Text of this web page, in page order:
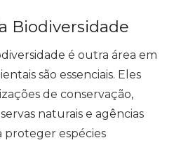
Biodiversidade
é outra área em
são essenciais. Eles
de conservação,
naturais e agências
proteger espécies